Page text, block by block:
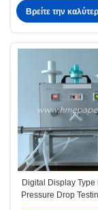
Filter
Βρείτε την
Digital Display Type
Pressure Drop